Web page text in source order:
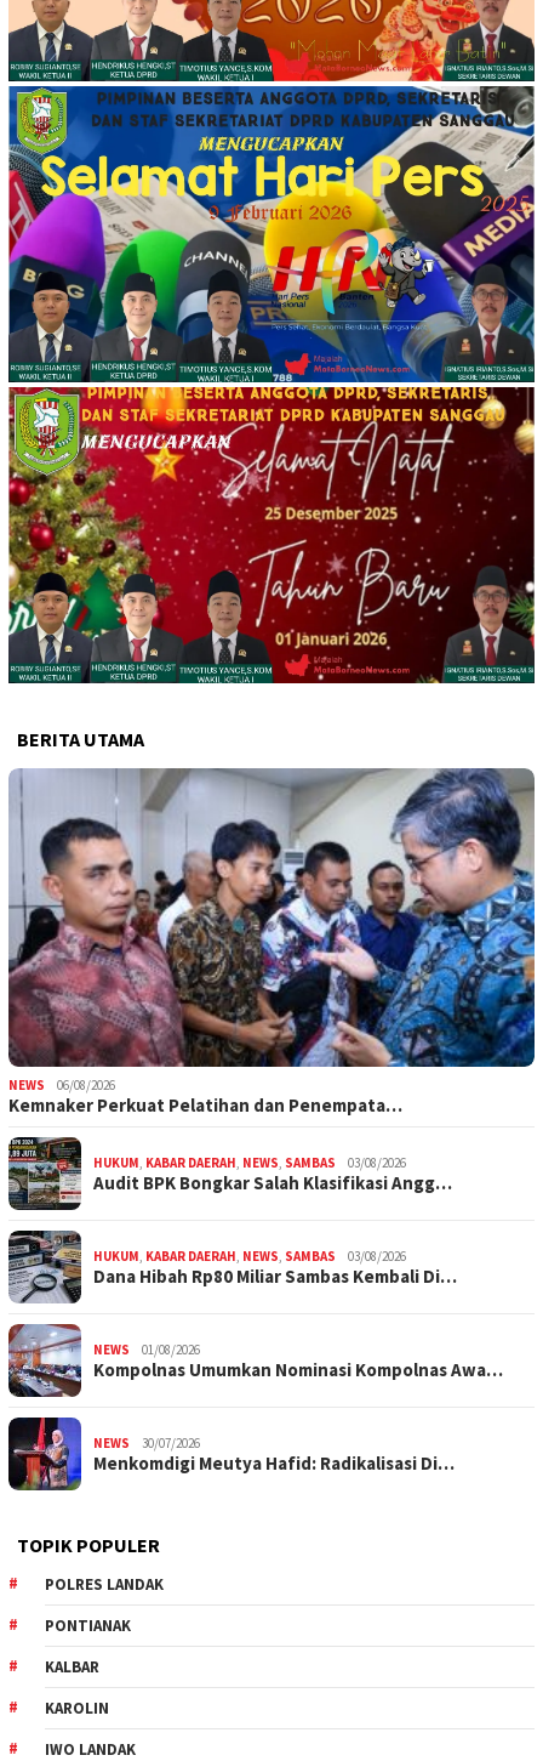
BERITA UTAMA
NEWS 06/08/2026
Kemnaker Perkuat Pelatihan dan Penempata…
HUKUM, KABAR DAERAH, NEWS, SAMBAS 03/08/2026
Audit BPK Bongkar Salah Klasifikasi Angg…
HUKUM, KABAR DAERAH, NEWS, SAMBAS 03/08/2026
Dana Hibah Rp80 Miliar Sambas Kembali Di…
NEWS 01/08/2026
Kompolnas Umumkan Nominasi Kompolnas Awa…
NEWS 30/07/2026
Menkomdigi Meutya Hafid: Radikalisasi Di…
TOPIK POPULER
POLRES LANDAK
PONTIANAK
KALBAR
KAROLIN
IWO LANDAK